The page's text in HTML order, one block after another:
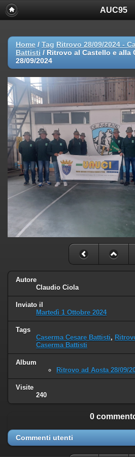
AUC95
Home / Tag Ritrovo 28/09/2024 -
Battisti / Ritrovo al Castello e alla
28/09/2024
Autore
Claudio Ciola
Inviato il
Martedì 1 Ottobre 2024
Tags
Caserma Cesare Battisti,
Caserma Battisti
Album
Ritrovo ad Aosta 28/09/
Visite
240
0
Commenti utenti